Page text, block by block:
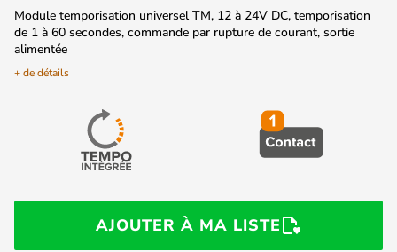
Module temporisation universel TM, 12 à 24V DC, temporisation
de 1 à 60 secondes, commande par rupture de courant, sortie
alimentée
+ de détails
AJOUTER À MA LISTE